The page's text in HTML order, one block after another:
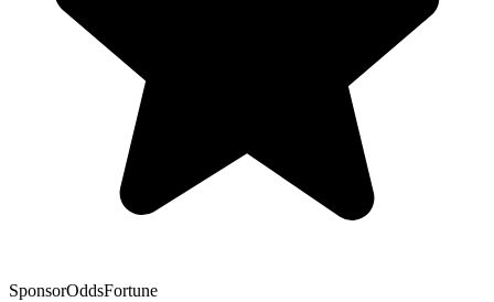
SponsorOddsFortune